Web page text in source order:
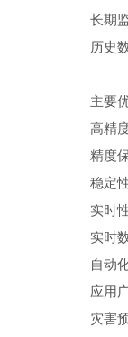
长期监
历史数
主要优
高精度
精度保
稳定性
实时性
实时数
自动化
应用广
灾害预